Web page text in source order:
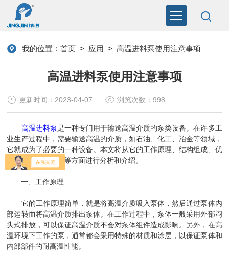
我的位置：首页 > 应用 >高温进料泵使用注意事项
高温进料泵使用注意事项
更新时间：2023-04-07 浏览次数：998
高温进料泵是一种专门用于输送高温介质的泵类设备。在许多工
业生产过程中，需要输送高温的介质，如石油、化工、冶金等领域，
它就成为了必要的一种设备。本文将从它的工作原理、结构组成、优
点和使用注意事项等方面进行分析和介绍。
一、工作原理
它的工作原理简单，就是将高温介质吸入泵体，然后通过泵体内
部运转而将高温介质排出泵体。在工作过程中，泵体一般采用外部闷
头式排放，可以保证高温介质不会对泵体组件造成影响。另外，在高
温环境下工作的泵，通常都会采用特殊的材质和涂层，以保证泵体和
内部部件的耐高温性能。